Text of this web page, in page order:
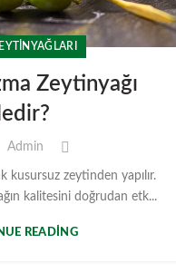
Zeytinyağı
Admin
kusursuz zeytinden yapılır.
kalitesini doğrudan etk...
READING